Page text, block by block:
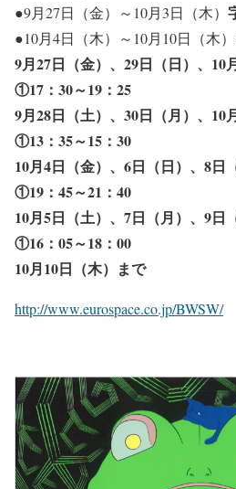
●9月27日（金）～10月3日（木）
●10月4日（木）～10月10日（木）
9月27日（金）、29日（日）、10
①17：30～19：25
9月28日（土）、30日（月）、10
①13：35～15：30
10月4日（金）、6日（日）、8日
①19：45～21：40
10月5日（土）、7日（月）、9日
①16：05～18：00
10月10日（木）まで
http://www.eurospace.co.jp/BWSW/